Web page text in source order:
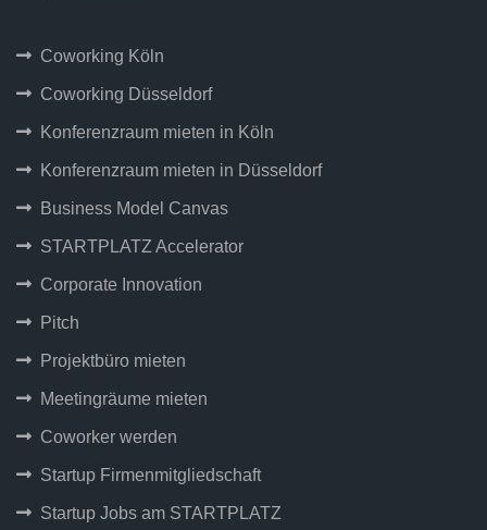
Coworking Köln
Coworking Düsseldorf
Konferenzraum mieten in Köln
Konferenzraum mieten in Düsseldorf
Business Model Canvas
STARTPLATZ Accelerator
Corporate Innovation
Pitch
Projektbüro mieten
Meetingräume mieten
Coworker werden
Startup Firmenmitgliedschaft
Startup Jobs am STARTPLATZ